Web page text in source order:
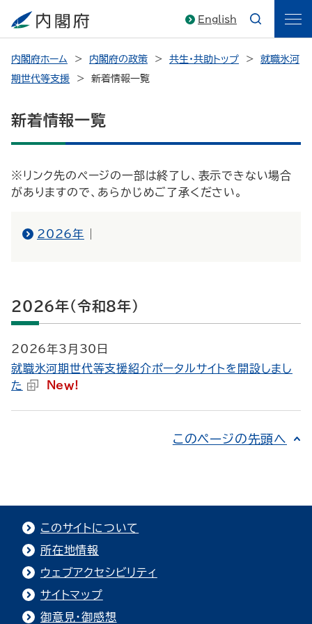
English
内閣府ホーム 内閣府の政策 共生・共助トップ
就職氷河
期世代等支援
新着情報一覧
新着情報一覧
※リンク先のページの一部は終了し、表示できない場合
がありますので、あらかじめご了承ください。
2026年
2026年（令和８年）
2026年3月30日
就職氷河期世代等支援紹介ポータルサイトを開設しまし
た
New!
このページの先頭へ
このサイトについて
所在地情報
ウェブアクセシビリティ
サイトマップ
御意見・御感想